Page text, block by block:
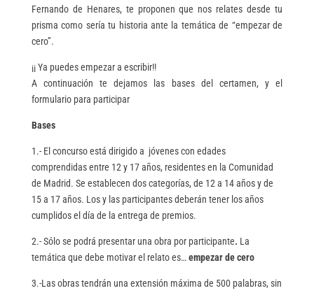
Fernando de Henares, te proponen que nos relates desde tu
prisma como sería tu historia ante la temática de “empezar de
cero”.
¡¡ Ya puedes empezar a escribir!!
A continuación te dejamos las bases del certamen, y el
formulario para participar
Bases
1.- El concurso está dirigido a jóvenes con edades
comprendidas entre 12 y 17 años, residentes en la Comunidad
de Madrid. Se establecen dos categorías, de 12 a 14 años y de
15 a 17 años. Los y las participantes deberán tener los años
cumplidos el día de la entrega de premios.
2.- Sólo se podrá presentar una obra por participante. La
temática que debe motivar el relato es…empezar de cero
3.-Las obras tendrán una extensión máxima de 500 palabras, sin